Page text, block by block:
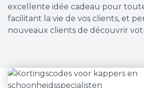
excellente idée cadeau pour
facilitant la vie de vos clients, et
nouveaux clients de découvrir